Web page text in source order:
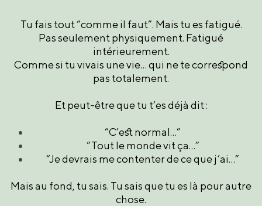
Tu fais tout “comme il faut”. Mais tu es fatigué.
Pas seulement physiquement. Fatigué
intérieurement.
Comme si tu vivais une vie… qui ne te correspond
pas totalement.
Et peut-être que tu t’es déjà dit :
“C’est normal…”
“Tout le monde vit ça…”
“Je devrais me contenter de ce que j’ai…”
Mais au fond, tu sais. Tu sais que tu es là pour autre
chose.